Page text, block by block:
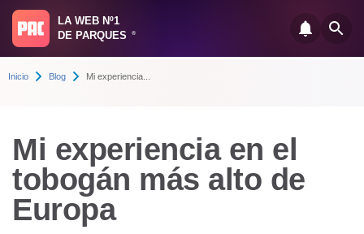
LA WEB Nº1
DE PARQUES
®
Inicio Blog Mi experiencia...
Mi experiencia en el
tobogán más alto de
Europa